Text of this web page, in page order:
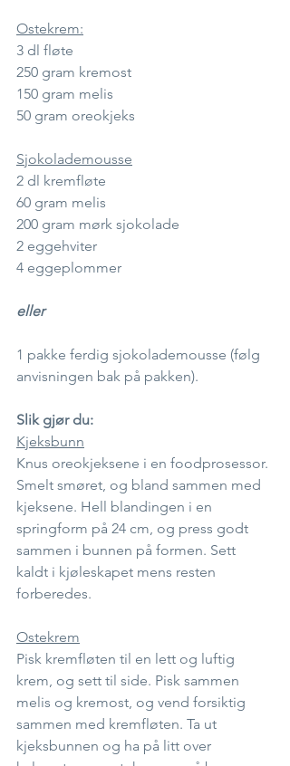
Ostekrem:
3 dl fløte
250 gram kremost
150 gram melis
50 gram oreokjeks
Sjokolademousse
2 dl kremfløte
60 gram melis
200 gram mørk sjokolade
2 eggehviter
4 eggeplommer
eller
1 pakke ferdig sjokolademousse (følg
anvisningen bak på pakken).
Slik gjør du:
Kjeksbunn
Knus oreokjeksene i en foodprosessor.
Smelt smøret, og bland sammen med
kjeksene. Hell blandingen i en
springform på 24 cm, og press godt
sammen i bunnen på formen. Sett
kaldt i kjøleskapet mens resten
forberedes.
Ostekrem
Pisk kremfløten til en lett og luftig
krem, og sett til side. Pisk sammen
melis og kremost, og vend forsiktig
sammen med kremfløten. Ta ut
kjeksbunnen og ha på litt over